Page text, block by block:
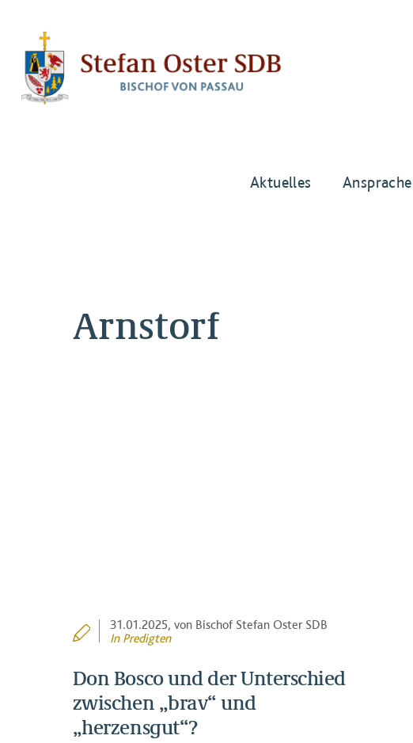
Aktuelles
Arnstorf
31.01.2025, von Bischof Stefan Oster SDB
In Predigten
Don Bosco und der Unterschied
zwischen „brav“ und
„herzensgut“?